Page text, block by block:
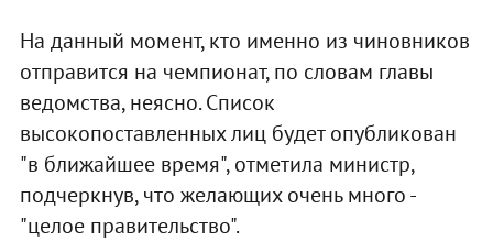
На данный момент, кто именно из чиновников
отправится на чемпионат, по словам главы
ведомства, неясно. Список
высокопоставленных лиц будет опубликован
"в ближайшее время", отметила министр,
подчеркнув, что желающих очень много -
"целое правительство".